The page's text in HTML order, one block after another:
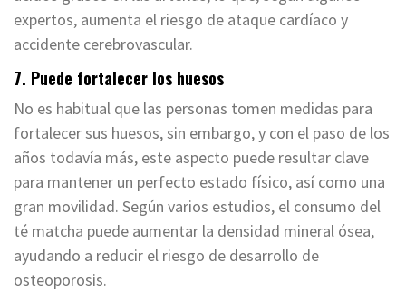
expertos, aumenta el riesgo de ataque cardíaco y
accidente cerebrovascular.
7. Puede fortalecer los huesos
No es habitual que las personas tomen medidas para
fortalecer sus huesos, sin embargo, y con el paso de los
años todavía más, este aspecto puede resultar clave
para mantener un perfecto estado físico, así como una
gran movilidad. Según varios estudios, el consumo del
té matcha puede aumentar la densidad mineral ósea,
ayudando a reducir el riesgo de desarrollo de
osteoporosis.